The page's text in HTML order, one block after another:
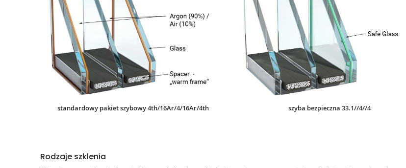
standardowy pakiet szybowy 4th/16Ar/4/16Ar/4th szyba bezpieczna 33.1//4//4
Rodzaje szklenia